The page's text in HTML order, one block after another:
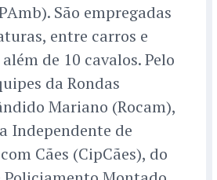
São empregadas
entre carros e
de 10 cavalos. Pelo
da Rondas
Mariano (Rocam),
Independente de
Cães (CipCães), do